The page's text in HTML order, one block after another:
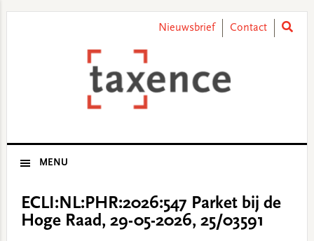
Nieuwsbrief Contact
MENU
ECLI:NL:PHR:2026:547 Parket bij de
Hoge Raad, 29-05-2026, 25/03591